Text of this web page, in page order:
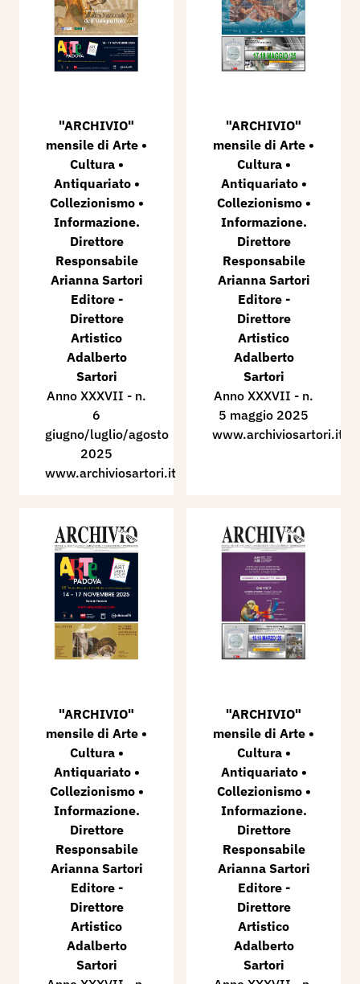
"ARCHIVIO"
mensile di Arte •
Cultura •
Antiquariato •
Collezionismo •
Informazione.
Direttore
Responsabile
Arianna Sartori
Editore -
Direttore
Artistico
Adalberto
Sartori
Anno XXXVII - n.
6
giugno/luglio/agosto
2025
www.archiviosartori.it
​"ARCHIVIO"
mensile di Arte •
Cultura •
Antiquariato •
Collezionismo •
Informazione.
Direttore
Responsabile
Arianna Sartori
Editore -
Direttore
Artistico
Adalberto
Sartori​
Anno XXXVII - n.
5 maggio 2025
www.archiviosartori.it
"ARCHIVIO"
mensile di Arte •
Cultura •
Antiquariato •
Collezionismo •
Informazione.
Direttore
Responsabile
Arianna Sartori
Editore -
Direttore
Artistico
Adalberto
Sartori
"ARCHIVIO"
mensile di Arte •
Cultura •
Antiquariato •
Collezionismo •
Informazione.
Direttore
Responsabile
Arianna Sartori
Editore -
Direttore
Artistico
Adalberto
Sartori